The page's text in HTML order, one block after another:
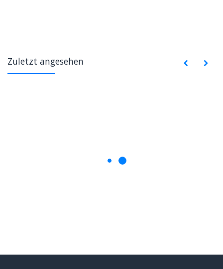
Zuletzt angesehen